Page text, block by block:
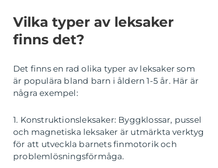
Vilka typer av leksaker
finns det?
Det finns en rad olika typer av leksaker som
är populära bland barn i åldern 1-5 år. Här är
några exempel:
1. Konstruktionsleksaker: Byggklossar, pussel
och magnetiska leksaker är utmärkta verktyg
för att utveckla barnets finmotorik och
problemlösningsförmåga.